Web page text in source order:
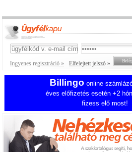
Ingyenes regisztráció » Elfelejtett jelszó »
Billingo online
éves előfizetés esetén +2
fizess elő most!